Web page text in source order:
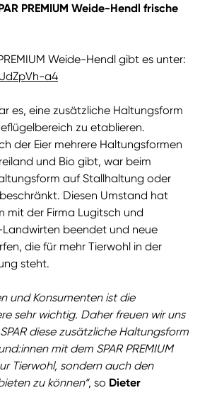
PREMIUM Weide-Hendl frische
Weide-Hendl gibt es unter:
a4
es, eine zusätzliche Haltungsform
zu etablieren.
der Eier mehrere Haltungsformen
und Bio gibt, war beim
auf Stallhaltung oder
Diesen Umstand hat
mit der Firma Lugitsch und
beendet und neue
die für mehr Tierwohl in der
steht.
und Konsumenten ist die
sehr wichtig. Daher freuen wir uns
diese zusätzliche Haltungsform
mit dem SPAR PREMIUM
Tierwohl, sondern auch den
zu können“, so Dieter